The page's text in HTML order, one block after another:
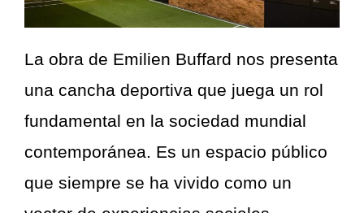
La obra de Emilien Buffard nos presenta
una cancha deportiva que juega un rol
fundamental en la sociedad mundial
contemporánea. Es un espacio público
que siempre se ha vivido como un